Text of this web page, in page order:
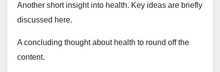
Another short insight into health. Key ideas are briefly
discussed here.
A concluding thought about health to round off the
content.